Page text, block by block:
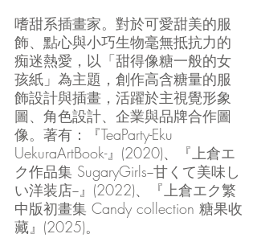
嗜甜系插畫家。對於可愛甜美的服
飾、點心與小巧生物毫無抵抗力的
痴迷熱愛，以「甜得像糖一般的女
孩紙」為主題，創作高含糖量的服
飾設計與插畫，活躍於主視覺形象
圖、角色設計、企業與品牌合作圖
像。著有：『TeaParty-Eku
UekuraArtBook-』(2020)、『上倉エ
ク作品集 SugaryGirls−甘くて美味し
い洋装店−』(2022)、『上倉エク繁
中版初畫集 Candy collection 糖果收
藏』(2025)。